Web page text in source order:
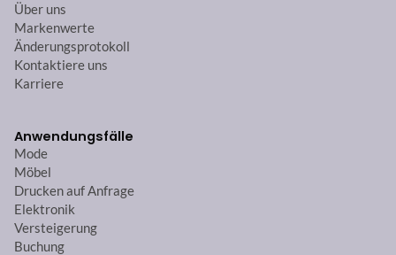
Über uns
Markenwerte
Änderungsprotokoll
Kontaktiere uns
Karriere
Anwendungsfälle
Mode
Möbel
Drucken auf Anfrage
Elektronik
Versteigerung
Buchung